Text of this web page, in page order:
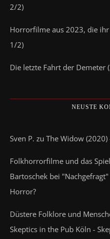
2/2)
Horrorfilme aus 2023, die
1/2)
Die letzte Fahrt der Demeter
NEUSTE
Sven P. zu The Widow (2020)
Folkhorrorfilme und das
Bartoschek bei
Horror?
Düstere Folklore und
Skeptics in the Pub Köln -